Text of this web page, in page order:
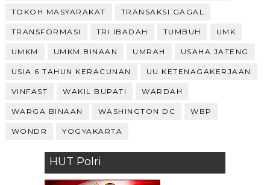
TOKOH MASYARAKAT TRANSAKSI GAGAL
TRANSFORMASI TRI IBADAH TUMBUH UMK
UMKM UMKM BINAAN UMRAH USAHA JATENG
USIA 6 TAHUN KERACUNAN UU KETENAGAKERJAAN
VINFAST WAKIL BUPATI WARDAH
WARGA BINAAN WASHINGTON DC WBP
WONDR YOGYAKARTA
HUT Polri